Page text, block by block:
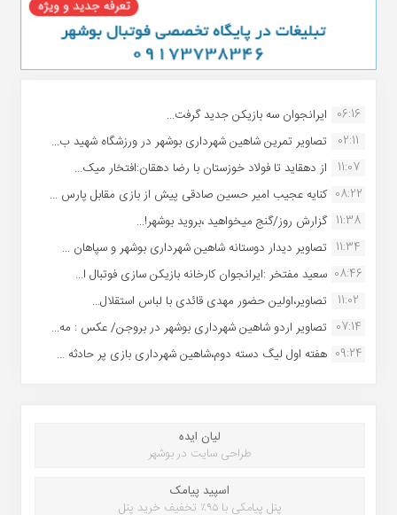
06:16 ایرانجوان سه بازیکن جدید گرفت...
02:11
تصاویر تمرین شاهین شهردارى بوشهر در ورزشگاه شهید ب...
11:07
از دهقاید تا فولاد خوزستان با رضا دهقان:افتخار میک...
08:22 کنایه عجیب امیر حسین صادقی پیش از بازی مقابل پارس ...
11:38 گزارش روز/گنج میخواهید ،بروید بوشهر!...
11:34 تصاویر دیدار دوستانه شاهین شهردارى بوشهر و سپاهان ...
08:46 سعید مفتخر :ایرانجوان کارخانه بازیکن سازی فوتبال ا...
11:02
تصاویر،اولین حضور مهدی قائدی با لباس استقلال...
07:14 تصاویر اردو شاهین شهرداری بوشهر در بروجن/ عکس : مه...
09:24 هفته اول لیگ دسته دوم،شاهین شهرداری بازی پر حادثه ...
لیان ایده
طراحی سایت در بوشهر
اسپید پیامک
پنل پیامکی با ۹۵٪ تخفیف خرید پنل